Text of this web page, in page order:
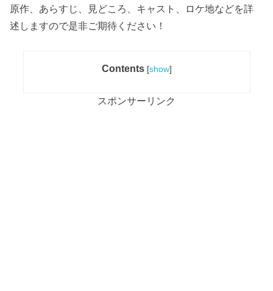
原作、あらすじ、見どころ、キャスト、ロケ地などを詳
述しますので是非ご期待ください！
Contents [show]
スポンサーリンク